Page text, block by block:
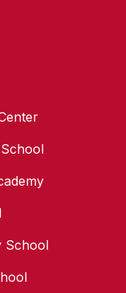
School